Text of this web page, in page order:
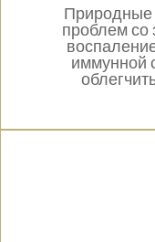
проблем со
иммунной